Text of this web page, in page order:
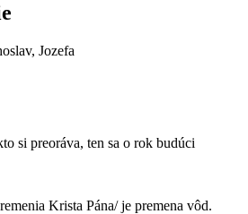
Jozefa
si preoráva, ten sa o rok budúci
Krista Pána/ je premena vôd.